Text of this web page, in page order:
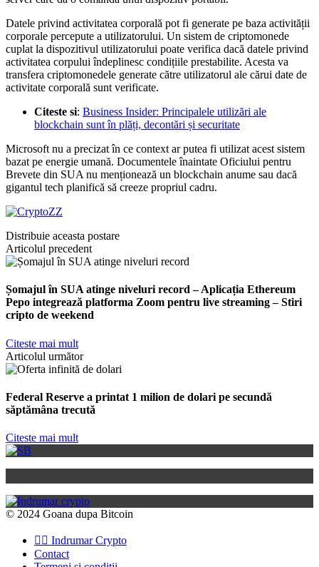
Datele privind activitatea corporală pot fi generate pe baza activității
corporale percepute a utilizatorului. Un sistem de criptomonede
cuplat la dispozitivul utilizatorului poate verifica dacă datele privind
activitatea corpului îndeplinesc condițiile prestabilite. Acesta va
transfera criptomonedele generate către utilizatorul ale cărui date de
activitate corporală sunt verificate.
Citeste si: Business Insider: Principalele utilizări ale
blockchain sunt în plăți, decontări și securitate
Microsoft nu a precizat în ce context ar putea fi utilizat acest sistem
bazat pe energie umană. Documentele înaintate Oficiului pentru
Brevete din SUA nu menționează un blockchain anume sau dacă
gigantul tech planifică să creeze propriul cadru.
Distribuie aceasta postare
Articolul precedent
Șomajul în SUA atinge niveluri record – Aplicația Ethereum
Pepo integrează platforma Zoom pentru live streaming – Stiri
cripto de weekend
Citeste mai mult
Articolul următor
Federal Reserve a printat 1 milion de dolari pe secundă
săptămâna trecută
Citeste mai mult
© 2024 Goana dupa Bitcoin
👉🏽 Indrumar Crypto
Contact